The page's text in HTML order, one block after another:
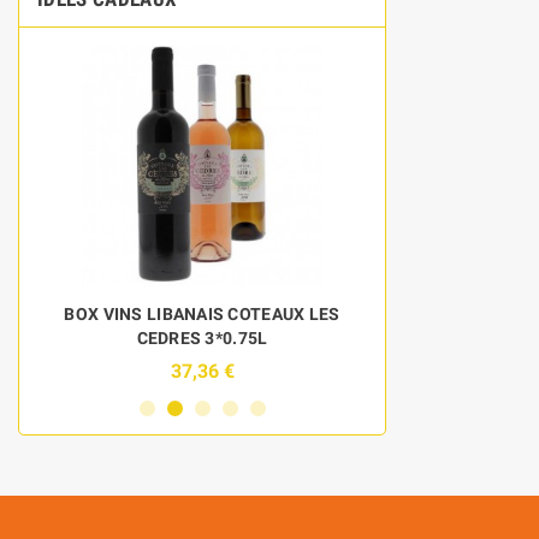
BOX VINS LIBANAIS COTEAUX LES
CEDRES 3*0.75L
37,36 €